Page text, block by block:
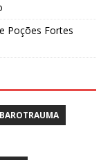
Poções Fortes
BAROTRAUMA